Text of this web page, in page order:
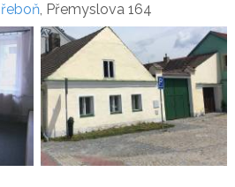
, Přemyslova 164